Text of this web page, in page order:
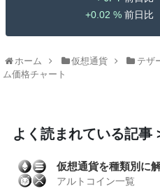
0.02 %
ホーム 仮想通貨
テザ
ム価格チャート
よく読まれている記事
仮想通貨を種類別に
アルトコイン一覧